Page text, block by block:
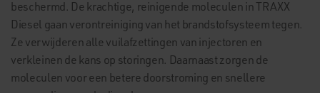
beschermd. De krachtige, reinigende moleculen in TRAXX
Diesel gaan verontreiniging van het brandstofsysteem tegen.
Ze verwijderen alle vuilafzettingen van injectoren en
verkleinen de kans op storingen. Daarnaast zorgen de
moleculen voor een betere doorstroming en snellere